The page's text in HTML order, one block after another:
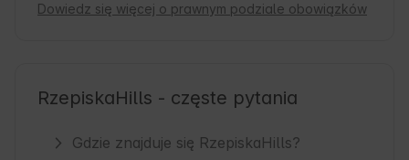
Dowiedz się więcej o prawnym podziale obowiązków
RzepiskaHills - częste pytania
Gdzie znajduje się RzepiskaHills?